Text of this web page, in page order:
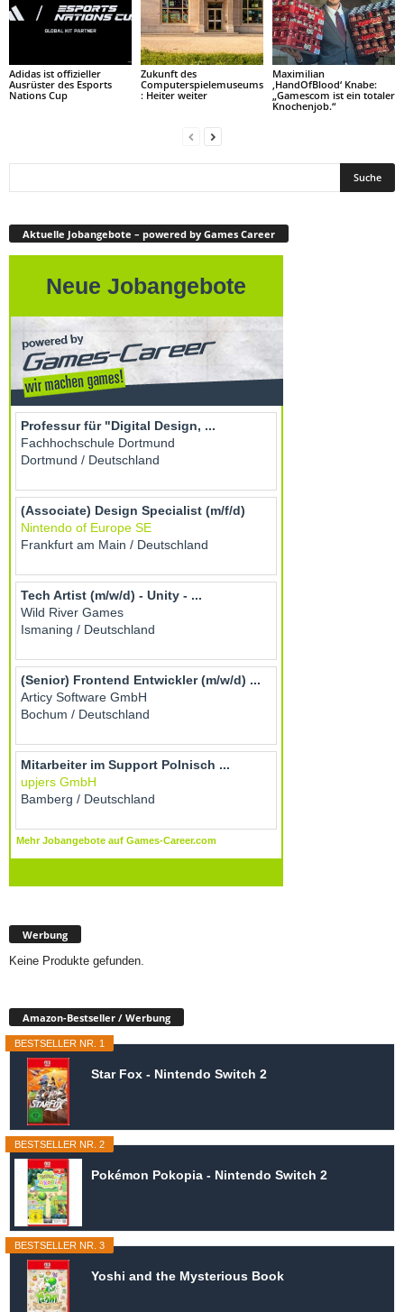
Adidas ist offizieller
Ausrüster des Esports
Nations Cup
Zukunft des
Computerspielemuseums
: Heiter weiter
Maximilian
‚HandOfBlood‘ Knabe:
„Gamescom ist ein totaler
Knochenjob.“
Aktuelle Jobangebote – powered by Games Career
Werbung
Keine Produkte gefunden.
Amazon-Bestseller / Werbung
BESTSELLER NR. 1
Star Fox - Nintendo Switch 2
BESTSELLER NR. 2
Pokémon Pokopia - Nintendo Switch 2
BESTSELLER NR. 3
Yoshi and the Mysterious Book